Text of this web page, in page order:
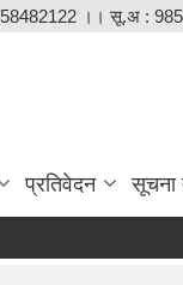
।। सू.अ :
प्रतिवेदन सूचना